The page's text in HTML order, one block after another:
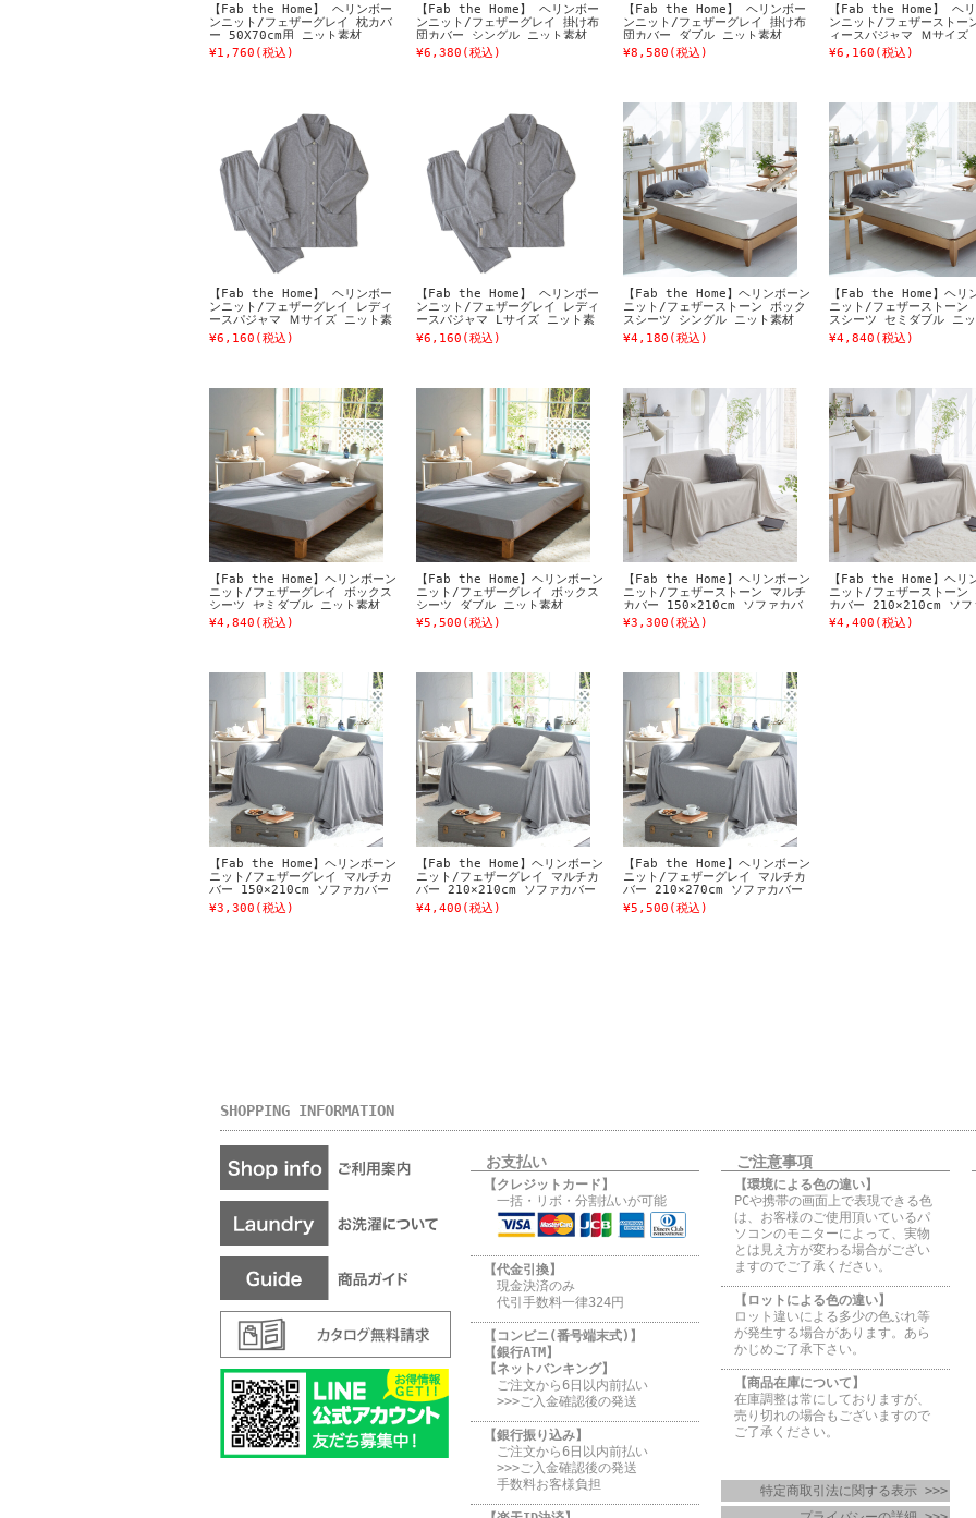
【Fab the Home】 ヘリンボー
ンニット/フェザーグレイ 枕カバ
ー 50X70cm用 ニット素材
¥1,760 (税込)
【Fab the Home】 ヘリンボー
ンニット/フェザーグレイ 掛け布
団カバー シングル ニット素材
¥6,380 (税込)
【Fab the Home】 ヘリンボー
ンニット/フェザーグレイ 掛け布
団カバー ダブル ニット素材
¥8,580 (税込)
【Fab the Home】 ヘリ
ンニット/フェザーストー
ィースパジャマ Ｍサイズ
素材
¥6,160 (税込)
【Fab the Home】 ヘリンボー
ンニット/フェザーグレイ レディ
ースパジャマ Ｍサイズ ニット素
材
¥6,160 (税込)
【Fab the Home】 ヘリンボー
ンニット/フェザーグレイ レディ
ースパジャマ Lサイズ ニット素
材
¥6,160 (税込)
【Fab the Home】ヘリンボーン
ニット/フェザーストーン ボック
スシーツ シングル ニット素材
¥4,180 (税込)
【Fab the Home】ヘリ
ニット/フェザーストーン
スシーツ セミダブル ニ
¥4,840 (税込)
【Fab the Home】ヘリンボーン
ニット/フェザーグレイ ボックス
シーツ セミダブル ニット素材
¥4,840 (税込)
【Fab the Home】ヘリンボーン
ニット/フェザーグレイ ボックス
シーツ ダブル ニット素材
¥5,500 (税込)
【Fab the Home】ヘリンボーン
ニット/フェザーストーン マルチ
カバー 150×210cm ソファカバ
ー 1人掛け用 ニット素材 ベッド
カバー等多用途に使えます
¥3,300 (税込)
【Fab the Home】ヘリ
ニット/フェザーストーン
カバー 210×210cm ソフ
ー 2人掛け用 ニット素材
カバー等多用途に使えます
¥4,400 (税込)
【Fab the Home】ヘリンボーン
ニット/フェザーグレイ マルチカ
バー 150×210cm ソファカバー
1人掛け用 ニット素材 ベッドカ
バー等多用途に使えます
¥3,300 (税込)
【Fab the Home】ヘリンボーン
ニット/フェザーグレイ マルチカ
バー 210×210cm ソファカバー
2人掛け用 ニット素材 ベッドカ
バー等多用途に使えます
¥4,400 (税込)
【Fab the Home】ヘリンボーン
ニット/フェザーグレイ マルチカ
バー 210×270cm ソファカバー
3人掛け用 ニット素材 ベッドカ
バー等多用途に使えます
¥5,500 (税込)
SHOPPING INFORMATION
お支払い
【クレジットカード】
一括・リボ・分割払いが可能
【代金引換】
現金決済のみ
代引手数料一律324円
【コンビニ(番号端末式)】
【銀行ATM】
【ネットバンキング】
ご注文から6日以内前払い
>>>ご入金確認後の発送
【銀行振り込み】
ご注文から6日以内前払い
>>>ご入金確認後の発送
手数料お客様負担
ご注意事項
【環境による色の違い】
PCや携帯の画面上で表現できる色
は、お客様のご使用頂いているパ
ソコンのモニターによって、実物
とは見え方が変わる場合がござい
ますのでご了承ください。
【ロットによる色の違い】
ロット違いによる多少の色ぶれ等
が発生する場合があります。あら
かじめご了承下さい。
【商品在庫について】
在庫調整は常にしておりますが、
売り切れの場合もございますので
ご了承ください。
特定商取引法に関する表示 >>>